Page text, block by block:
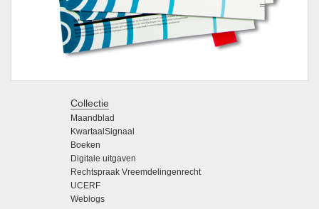
Collectie
Maandblad
KwartaalSignaal
Boeken
Digitale uitgaven
Rechtspraak Vreemdelingenrecht
UCERF
Weblogs